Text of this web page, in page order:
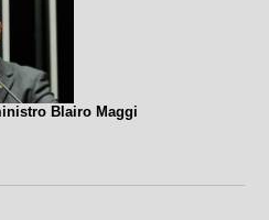
Blairo Maggi